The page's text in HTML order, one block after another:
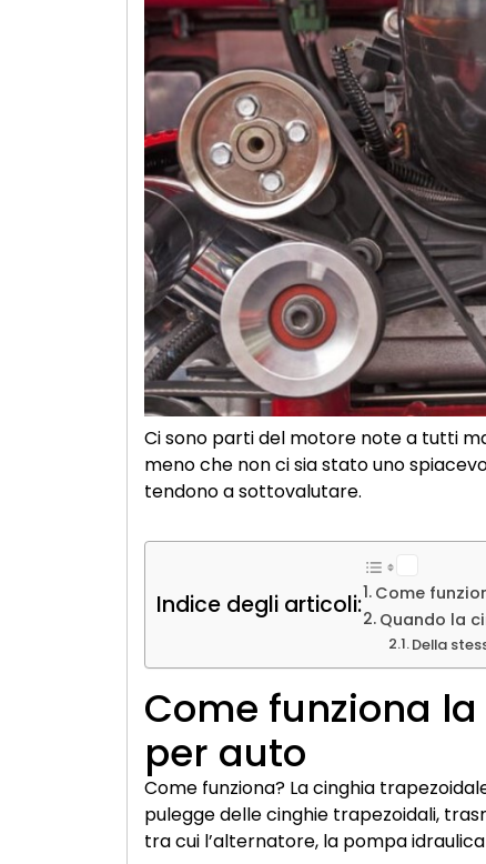
Ci sono parti del motore note a tutti
meno che non ci sia stato uno
tendono a sottovalutare.
Indice degli articoli:
Come
Quando la
Della
Come funziona
per auto
Come funziona? La cinghia
pulegge delle cinghie trapezoidali,
tra cui l’alternatore, la pompa